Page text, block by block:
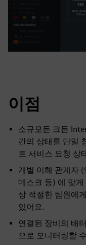
이점
소규모든 크든
간의 상태를 단일
트 서비스 요청 상
개별 이해 관계자
데스크 등) 에 맞
상 적절한 팀원에
있어요.
연결된 장비의 배
으로 모니터링할